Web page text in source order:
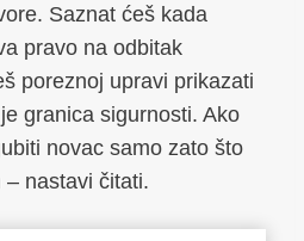
Saznat ćeš kada
pravo na odbitak
poreznoj upravi prikazati
granica sigurnosti. Ako
novac samo zato što
nastavi čitati.